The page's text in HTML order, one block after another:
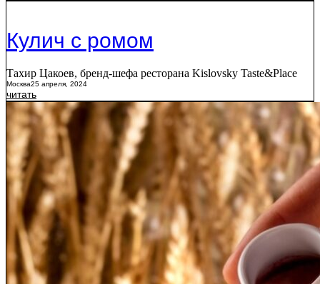
Кулич с ромом
Тахир Цакоев, бренд-шефа ресторана Kislovsky Taste&Place
Москва25 апреля, 2024
читать